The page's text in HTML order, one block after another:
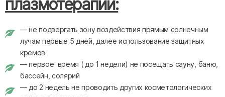
плазмотерапии:
— не подвергать зону воздействия прямым солнечным
лучам первые 5 дней, далее использование защитных
кремов
— первое время ( до 1 недели) не посещать сауну, баню,
бассейн, солярий
— до 2 недель не проводить других косметологических